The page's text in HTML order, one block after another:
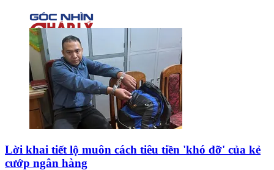
Lời khai tiết lộ muôn cách tiêu tiền 'khó đỡ' của kẻ
cướp ngân hàng